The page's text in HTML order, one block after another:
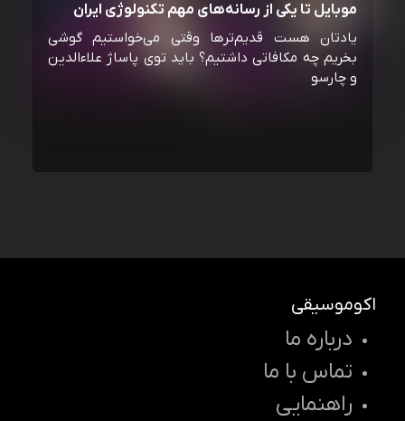
موبایل تا یکی از رسانه‌‌های مهم تکنولوژی ایران
یادتان هست قدیم‌ترها وقتی می‌خواستیم گوشی
بخریم چه مکافاتی داشتیم؟ باید توی پاساژ علاءالدین
و چارسو
اکوموسیقی
درباره ما
تماس با ما
راهنمایی